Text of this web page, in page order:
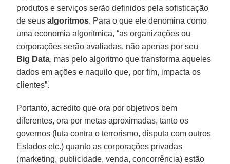
produtos e serviços serão definidos pela sofisticação
de seusalgoritmos. Para o que ele denomina como
uma economia algorítmica, “as organizações ou
corporações serão avaliadas, não apenas por seu
Big Data, mas pelo algoritmo que transforma aqueles
dados em ações e naquilo que, por fim, impacta os
clientes”.
Portanto, acredito que ora por objetivos bem
diferentes, ora por metas aproximadas, tanto os
governos (luta contra o terrorismo, disputa com outros
Estados etc.) quanto as corporações privadas
(marketing, publicidade, venda, concorrência) estão